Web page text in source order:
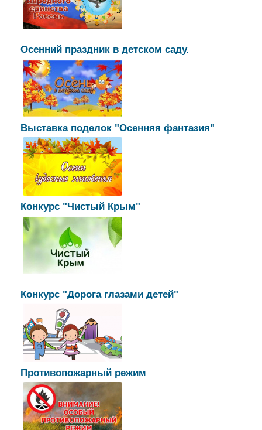
Осенний праздник в детском саду.
Выставка поделок "Осенняя фантазия"
Конкурс "Чистый Крым"
Конкурс "Дорога глазами детей"
Противопожарный режим